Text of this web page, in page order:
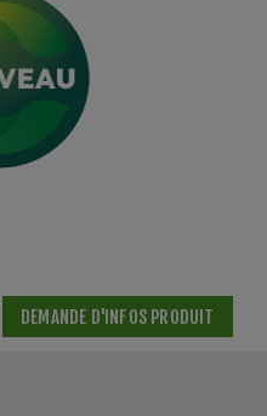
DEMANDE D'INFOS PRODUIT